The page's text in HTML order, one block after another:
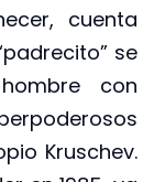
cuenta
se
con
Kruschev.